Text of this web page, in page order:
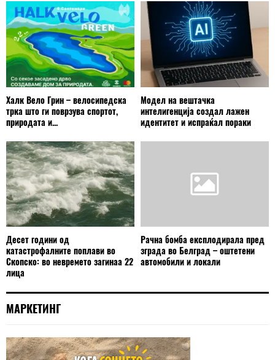
Халк Вело Грин – велосипедска
трка што ги поврзува спортот,
природата и...
Модел на вештачка
интелигенција создал лажен
идентитет и испраќал пораки
Десет години од
катастрофалните поплави во
Скопско: во невремето загинаа 22
лица
Рачна бомба експлодирала пред
зграда во Белград – оштетени
автомобили и локали
МАРКЕТИНГ